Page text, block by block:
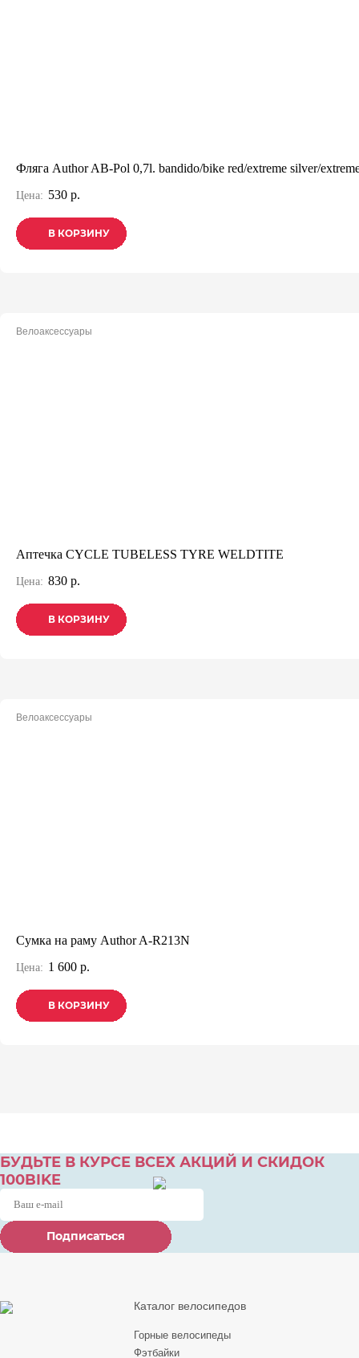
Фляга Author AB-Pol 0,7l. bandido/bike red/extreme silver/
Цена: 530 р.
В КОРЗИНУ
В КОРЗИНУ
В КОРЗИНУ
Велоаксессуары
Аптечка CYCLE TUBELESS TYRE WELDTITE
Цена: 830 р.
В КОРЗИНУ
В КОРЗИНУ
В КОРЗИНУ
Велоаксессуары
Сумка на раму Author A-R213N
Цена: 1 600 р.
В КОРЗИНУ
В КОРЗИНУ
В КОРЗИНУ
БУДЬТЕ В КУРСЕ ВСЕХ АКЦИЙ И СКИДОК
100BIKE
Подписаться
Подписаться
Подписаться
Каталог велосипедов
Горные велосипеды
Фэтбайки